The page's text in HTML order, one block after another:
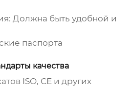
Должна быть удобной и
паспорта
качества
ISO, CE и других